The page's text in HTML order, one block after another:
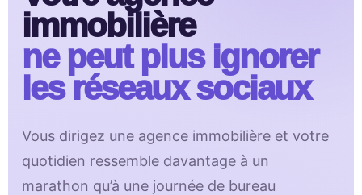
immobilière
ne peut plus ignorer
les réseaux sociaux
Vous dirigez une agence immobilière et votre
quotidien ressemble davantage à un
marathon qu’à une journée de bureau